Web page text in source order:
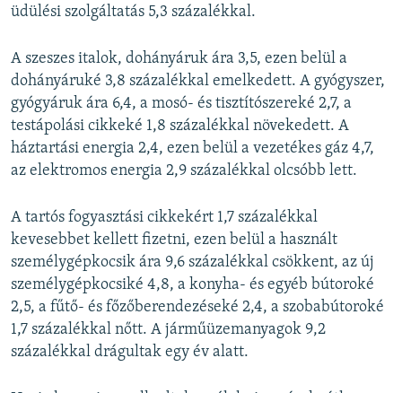
üdülési szolgáltatás 5,3 százalékkal.
A szeszes italok, dohányáruk ára 3,5, ezen belül a
dohányáruké 3,8 százalékkal emelkedett. A gyógyszer,
gyógyáruk ára 6,4, a mosó- és tisztítószereké 2,7, a
testápolási cikkeké 1,8 százalékkal növekedett. A
háztartási energia 2,4, ezen belül a vezetékes gáz 4,7,
az elektromos energia 2,9 százalékkal olcsóbb lett.
A tartós fogyasztási cikkekért 1,7 százalékkal
kevesebbet kellett fizetni, ezen belül a használt
személygépkocsik ára 9,6 százalékkal csökkent, az új
személygépkocsiké 4,8, a konyha- és egyéb bútoroké
2,5, a fűtő- és főzőberendezéseké 2,4, a szobabútoroké
1,7 százalékkal nőtt. A járműüzemanyagok 9,2
százalékkal drágultak egy év alatt.